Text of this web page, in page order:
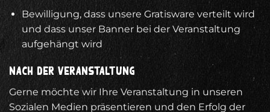
Bewilligung, dass unsere Gratisware verteilt wird
und dass unser Banner bei der Veranstaltung
aufgehängt wird
Nach der Veranstaltung
Gerne möchte wir Ihre Veranstaltung in unseren
Sozialen Medien präsentieren und den Erfolg der